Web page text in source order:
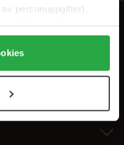
personuppgifter).
accepterar du
kan anpassa
när som helst återkalla